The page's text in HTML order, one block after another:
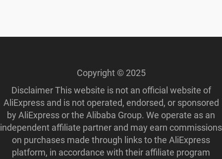
Copyright © 2025
Disclaimer This website is not an official website of
AliExpress and is not operated, endorsed, or sponsored
by AliExpress or the Alibaba Group. We operate as an
independent affiliate partner and may earn commissions
on purchases made through links to the AliExpress
platform, in accordance with their affiliate program